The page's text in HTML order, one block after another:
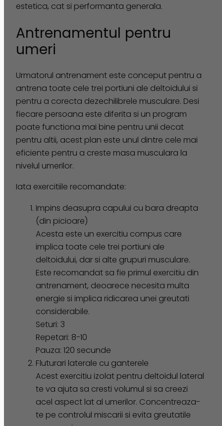
estetica, cat si performanta generala.
Antrenamentul pentru
umeri
Urmatorul antrenament este conceput pentru a
antrena toate cele trei portiuni ale deltoidului si
pentru a corecta dezechilibrele musculare. Desi
fiecare persoana este diferita si un program
poate functiona mai bine pentru unii decat
pentru altii, acest plan este unul dintre cele mai
eficiente pentru a creste masa musculara la
nivelul umerilor.
Iata exercitiile recomandate:
Impins deasupra capului cu bara dreapta
(din picioare)
Acesta este un exercitiu compus care
implica toate cele trei portiuni ale
deltoidului, dar si alte grupuri musculare.
Este recomandat sa fie primul exercitiu din
antrenament, deoarece necesita multa
energie si implica ridicarea unei greutati
considerabile.
Seturi: 3
Repetari: 8-10
Pauza: 120 secunde
Fluturari laterale cu ganterele
Acest exercitiu izolat pentru deltoidul lateral
te va ajuta sa cresti volumul si sa creezi
acel aspect lat al umerilor. Concentreaza-
te pe controlul miscarii si evita greutatile